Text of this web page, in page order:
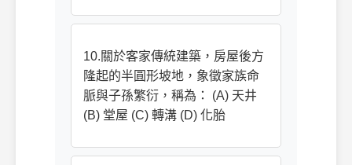
10.關於客家傳統建築，房屋後方
隆起的半圓形坡地，象徵家族命
脈與子孫繁衍，稱為： (A) 天井
(B) 堂屋 (C) 轉溝 (D) 化胎